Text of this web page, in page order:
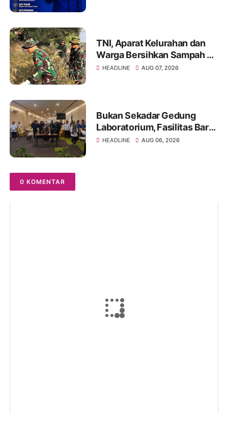
TNI, Aparat Kelurahan dan
Warga Bersihkan Sampah di
Bantaran Sungai Sa'dan
HEADLINE AUG 07, 2026
Bukan Sekadar Gedung
Laboratorium, Fasilitas Baru
di Jakabaring Akan Perkuat
HEADLINE AUG 06, 2026
0 KOMENTAR